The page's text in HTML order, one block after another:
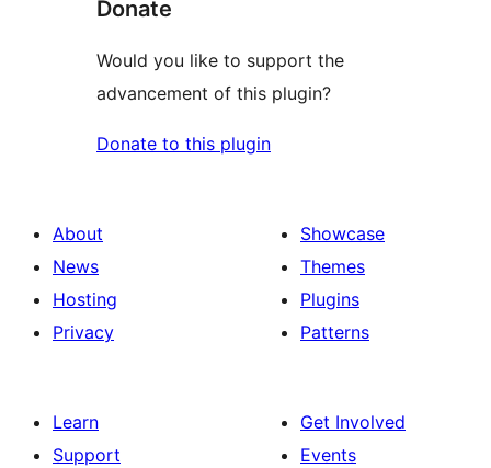
Donate
Would you like to support the
advancement of this plugin?
Donate to this plugin
About
News
Hosting
Privacy
Showcase
Themes
Plugins
Patterns
Learn
Support
Get Involved
Events